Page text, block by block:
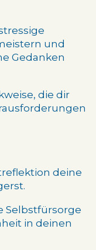
und
Gedanken
die dir
deine
Selbstfürsorge
in deinen